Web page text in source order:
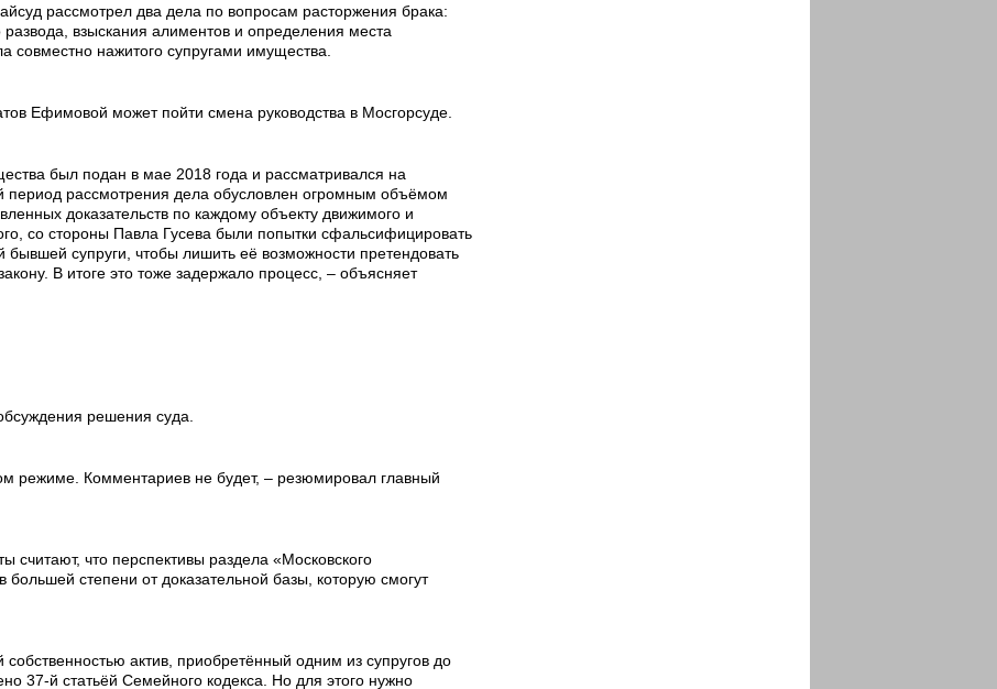
рассмотрел два дела по вопросам расторжения брака:
развода, взыскания алиментов и определения места
совместно нажитого супругами имущества.
Ефимовой может пойти смена руководства в Мосгорсуде.
был подан в мае 2018 года и рассматривался на
период рассмотрения дела обусловлен огромным объёмом
доказательств по каждому объекту движимого и
со стороны Павла Гусева были попытки сфальсифицировать
бывшей супруги, чтобы лишить её возможности претендовать
В итоге это тоже задержало процесс, – объясняет
решения суда.
режиме. Комментариев не будет, – резюмировал главный
считают, что перспективы раздела «Московского
степени от доказательной базы, которую смогут
актив, приобретённый одним из супругов до
37-й статьёй Семейного кодекса. Но для этого нужно